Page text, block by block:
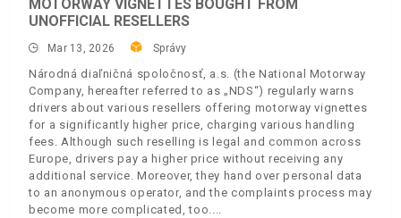
MOTORWAY VIGNETTES BOUGHT FROM
UNOFFICIAL RESELLERS
Mar 13, 2026 Správy
Národná diaľničná spoločnosť, a.s. (the National Motorway
Company, hereafter referred to as „NDS“) regularly warns
drivers about various resellers offering motorway vignettes
for a significantly higher price, charging various handling
fees. Although such reselling is legal and common across
Europe, drivers pay a higher price without receiving any
additional service. Moreover, they hand over personal data
to an anonymous operator, and the complaints process may
become more complicated, too.